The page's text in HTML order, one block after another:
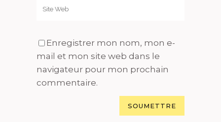
Enregistrer mon nom, mon e-
mail et mon site web dans le
navigateur pour mon prochain
commentaire.